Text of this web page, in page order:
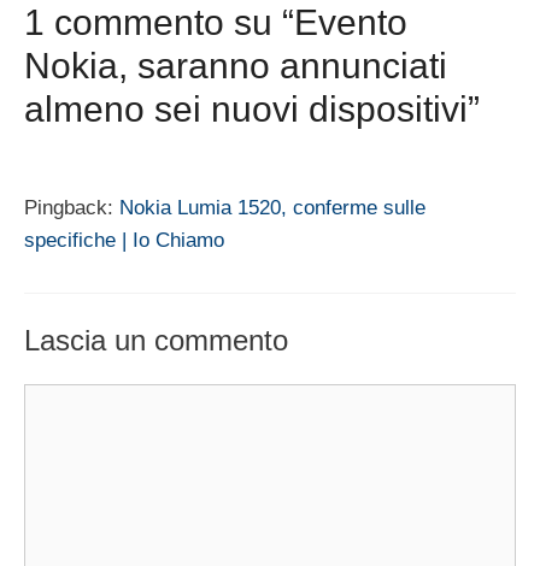
1 commento su “Evento
Nokia, saranno annunciati
almeno sei nuovi dispositivi”
Pingback: Nokia Lumia 1520, conferme sulle
specifiche | Io Chiamo
Lascia un commento